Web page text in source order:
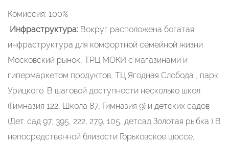
Комиссия: 100%
Инфраструктура: Вокруг расположена богатая
инфраструктура для комфортной семейной жизни
Московский рынок, ТРЦ МОКИ с магазинами и
гипермаркетом продуктов, ТЦ Ягодная Слобода , парк
Урицкого. В шаговой доступности несколько школ
(Гимназия 122, Школа 87, Гимназия 9) и детских садов
(Дет. сад 97, 395, 222, 279, 105, детсад Золотая рыбка ) В
непосредственной близости Горьковское шоссе,